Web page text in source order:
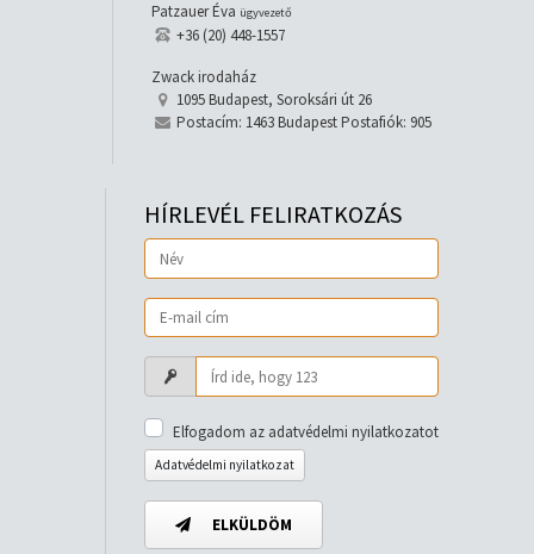
Patzauer Éva ügyvezető
+36 (20) 448-1557
Zwack irodaház
1095 Budapest, Soroksári út 26
Postacím: 1463 Budapest Postafiók: 905
HÍRLEVÉL FELIRATKOZÁS
Elfogadom az adatvédelmi nyilatkozatot
Adatvédelmi nyilatkozat
ELKÜLDÖM